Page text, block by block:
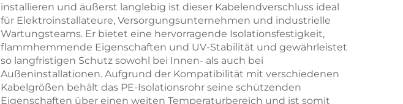
installieren und äußerst langlebig ist dieser Kabelendverschluss ideal
für Elektroinstallateure, Versorgungsunternehmen und industrielle
Wartungsteams. Er bietet eine hervorragende Isolationsfestigkeit,
flammhemmende Eigenschaften und UV-Stabilität und gewährleistet
so langfristigen Schutz sowohl bei Innen- als auch bei
Außeninstallationen. Aufgrund der Kompatibilität mit verschiedenen
Kabelgrößen behält das PE-Isolationsrohr seine schützenden
Eigenschaften über einen weiten Temperaturbereich und ist somit